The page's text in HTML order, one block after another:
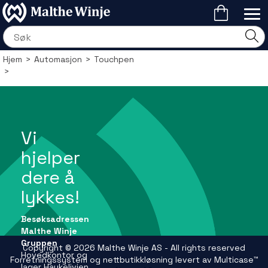
Hjem>Automasjon>Touchpen
>
Vi
hjelper
dere å
lykkes!
Besøksadressen
Malthe Winje
Gruppen
Hovedkontor og
Copyright © 2026 Malthe Winje AS - All rights reserved
Forretningssystem og nettbutikkløsning levert av Multicase™